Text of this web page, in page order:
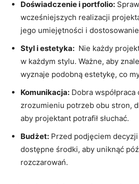
Doświadczenie i portfolio:
wcześniejszych ⁣realizacji
jego ⁢umiejętności i
Styl i estetyka:
Nie każdy
w każdym stylu. Ważne, aby
wyznaje podobną estetykę, co
Komunikacja: Dobra
zrozumieniu potrzeb obu stron,
aby ​projektant potrafił⁣ słuchać.
Budżet: Przed podjęciem
dostępne środki, aby uniknąć
rozczarowań.